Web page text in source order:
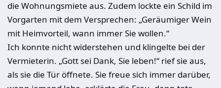
die Wohnungsmiete aus. Zudem lockte ein Schild im
Vorgarten mit dem Versprechen: „Geräumiger Wein
mit Heimvorteil, wann immer Sie wollen.“
Ich konnte nicht widerstehen und klingelte bei der
Vermieterin. „Gott sei Dank, Sie leben!“ rief sie aus,
als sie die Tür öffnete. Sie freue sich immer darüber,